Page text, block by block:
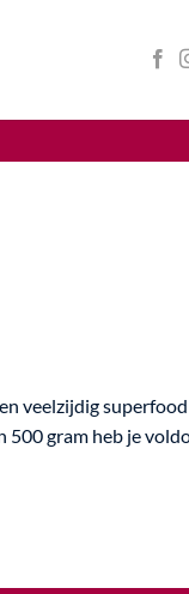
veelzijdig
500 gram heb je